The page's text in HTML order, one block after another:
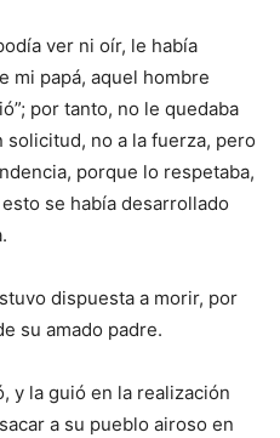
ver ni oír, le había
mi papá, aquel hombre
por tanto, no le quedaba
no a la fuerza, pero
porque lo respetaba,
se había desarrollado
dispuesta a morir, por
su amado padre.
y la guió en la realización
a su pueblo airoso en